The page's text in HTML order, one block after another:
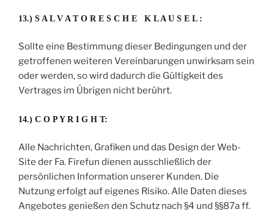
13.) S A L V A T O R E S C H E K L A U S E L :
Sollte eine Bestimmung dieser Bedingungen und der
getroffenen weiteren Vereinbarungen unwirksam sein
oder werden, so wird dadurch die Gültigkeit des
Vertrages im Übrigen nicht berührt.
14.) C O P Y R I G H T:
Alle Nachrichten, Grafiken und das Design der Web-
Site der Fa. Firefun dienen ausschließlich der
persönlichen Information unserer Kunden. Die
Nutzung erfolgt auf eigenes Risiko. Alle Daten dieses
Angebotes genießen den Schutz nach §4 und §§87a ff.